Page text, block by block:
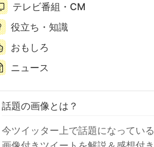
テレビ番組・CM
役立ち・知識
おもしろ
ニュース
話題の画像とは？
今ツイッター上で話題になっている